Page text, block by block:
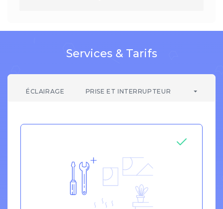
Services & Tarifs
ÉCLAIRAGE PRISE ET INTERRUPTEUR